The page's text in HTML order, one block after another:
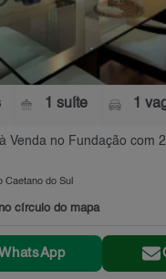
1 suíte 1
Venda no Fundação com
Caetano do Sul
círculo do mapa